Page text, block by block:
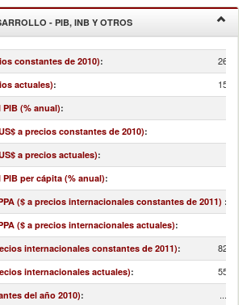
- PIB, INB Y OTROS
constantes de 2010):
actuales):
(% anual):
a precios constantes de 2010):
a precios actuales):
per cápita (% anual):
($ a precios internacionales constantes de 2011) :
($ a precios internacionales actuales):
internacionales constantes de 2011):
internacionales actuales):
del año 2010): ...